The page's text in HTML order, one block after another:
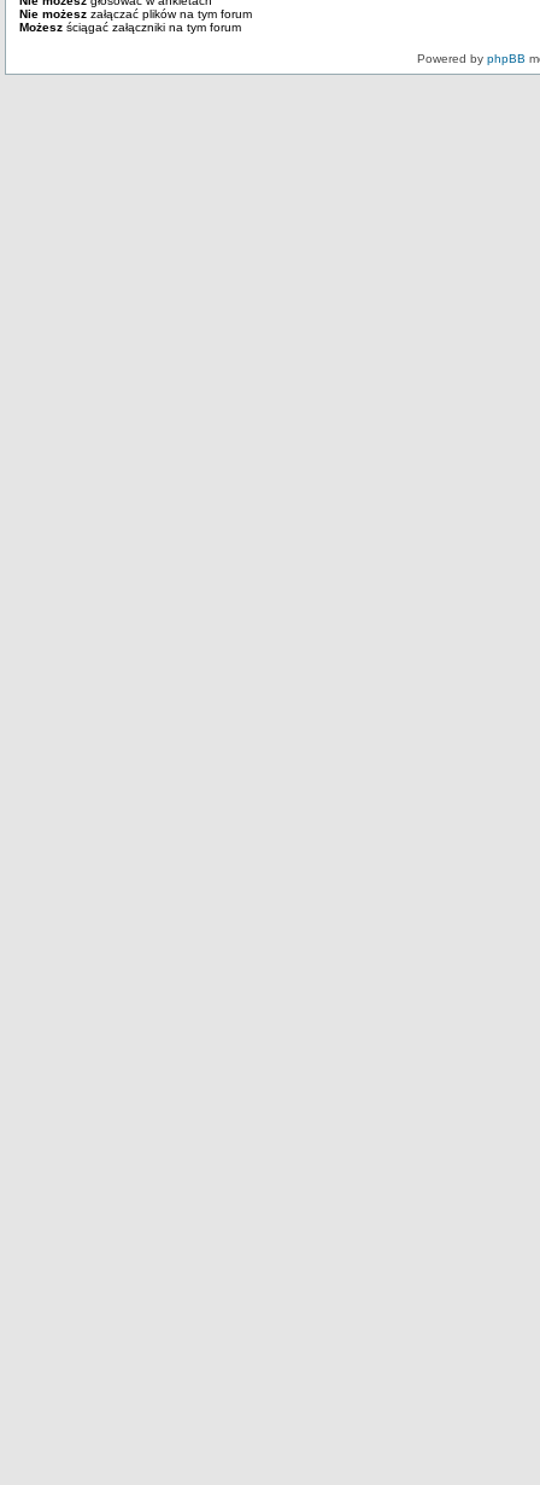
Nie możesz załączać plików na tym forum
Możesz ściągać załączniki na tym forum
Powered by phpBB